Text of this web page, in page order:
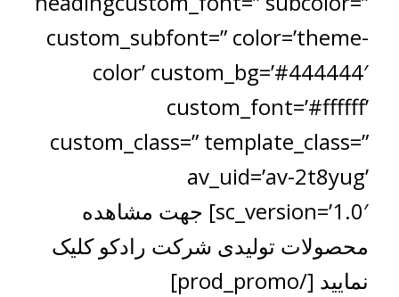
custom_subfont=” color=’theme-
color’ custom_bg=’#444444′
custom_font=’#ffffff’
custom_class=” template_class=”
av_uid=’av-2t8yug’
sc_version=’1.0′] جهت مشاهده
محصولات تولیدی شرکت رادکو کلیک
نمایید [/prod_promo]